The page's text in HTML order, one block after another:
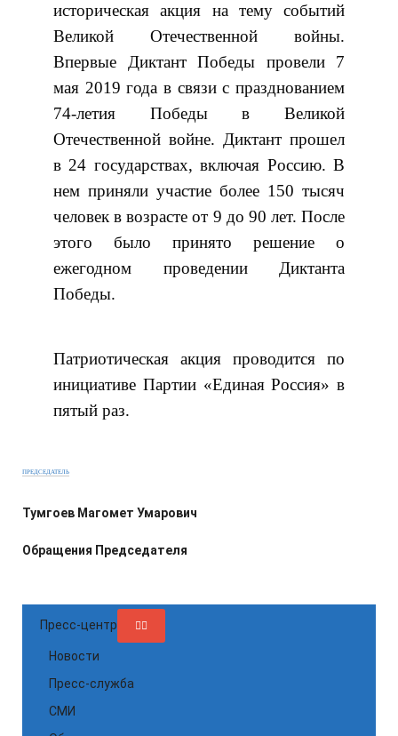
историческая акция на тему событий
Великой Отечественной войны.
Впервые Диктант Победы провели 7
мая 2019 года в связи с празднованием
74-летия Победы в Великой
Отечественной войне. Диктант прошел
в 24 государствах, включая Россию. В
нем приняли участие более 150 тысяч
человек в возрасте от 9 до 90 лет. После
этого было принято решение о
ежегодном проведении Диктанта
Победы.
Патриотическая акция проводится по
инициативе Партии «Единая Россия» в
пятый раз.
ПРЕДСЕДАТЕЛЬ
Тумгоев Магомет Умарович
Обращения Председателя
Пресс-центр
Новости
Пресс-служба
СМИ